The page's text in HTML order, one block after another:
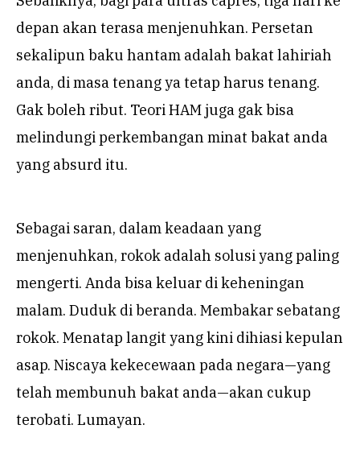
depan akan terasa menjenuhkan. Persetan
sekalipun baku hantam adalah bakat lahiriah
anda, di masa tenang ya tetap harus tenang.
Gak boleh ribut. Teori HAM juga gak bisa
melindungi perkembangan minat bakat anda
yang absurd itu.
Sebagai saran, dalam keadaan yang
menjenuhkan, rokok adalah solusi yang paling
mengerti. Anda bisa keluar di keheningan
malam. Duduk di beranda. Membakar sebatang
rokok. Menatap langit yang kini dihiasi kepulan
asap. Niscaya kekecewaan pada negara—yang
telah membunuh bakat anda—akan cukup
terobati. Lumayan.